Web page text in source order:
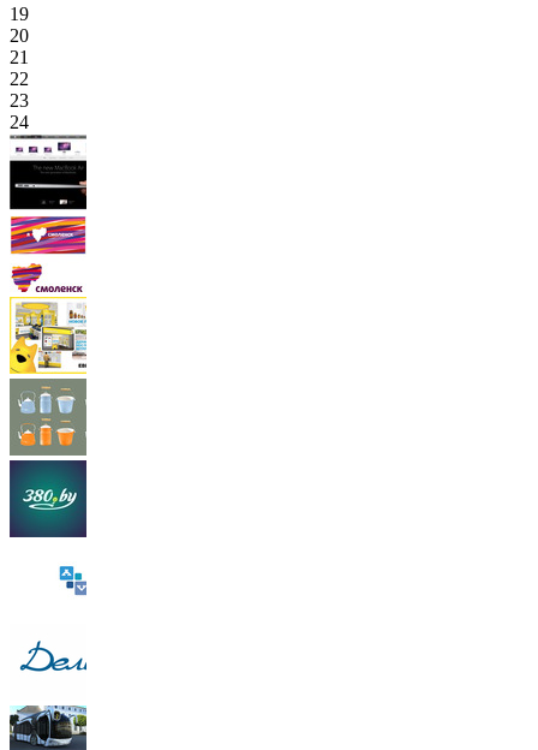
19
20
21
22
23
24